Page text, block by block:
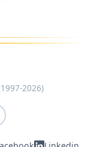
2026)